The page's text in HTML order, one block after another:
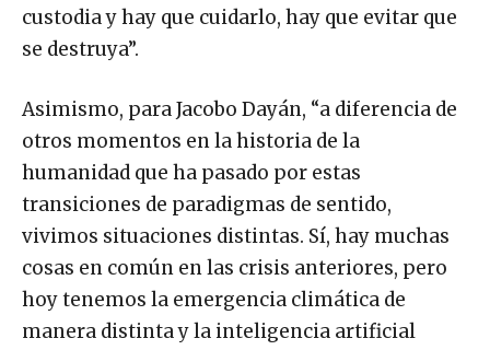
custodia y hay que cuidarlo, hay que evitar que
se destruya”.
Asimismo, para Jacobo Dayán, “a diferencia de
otros momentos en la historia de la
humanidad que ha pasado por estas
transiciones de paradigmas de sentido,
vivimos situaciones distintas. Sí, hay muchas
cosas en común en las crisis anteriores, pero
hoy tenemos la emergencia climática de
manera distinta y la inteligencia artificial